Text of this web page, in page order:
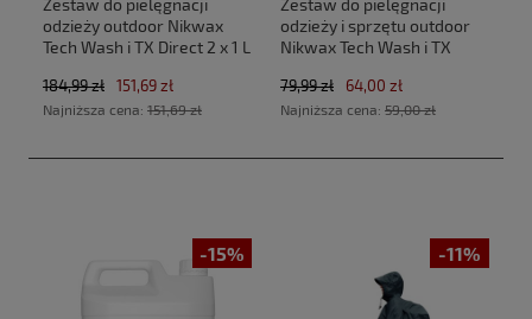
Zestaw do pielęgnacji
odzieży outdoor Nikwax
Tech Wash i TX Direct 2 x 1 L
184,99 zł 151,69 zł
Najniższa cena: 151,69 zł
Zestaw do pielęgnacji
odzieży i sprzętu outdoor
Nikwax Tech Wash i TX
79,99 zł 64,00 zł
Najniższa cena: 59,00 zł
-15% -11%